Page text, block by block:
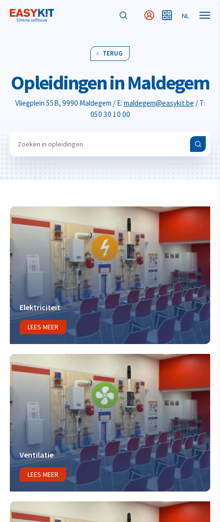
MyEasykitMyBudget
NL
TERUG
Opleidingen in Maldegem
Vliegplein 55B, 9990 Maldegem / E: maldegem@easykit.be / T:
050 30 10 00
Elektriciteit
LEES MEER
Ventilatie
LEES MEER